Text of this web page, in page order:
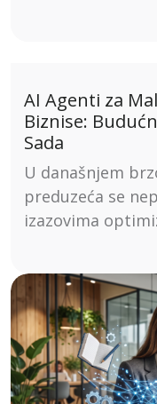
AI Agenti za
Biznise:
Sada
U današnjem
preduzeća se
izazovima